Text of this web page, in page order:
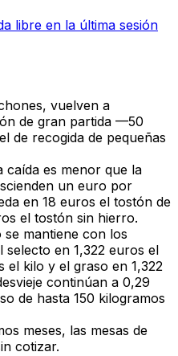
libre en la última sesión
, vuelven a
de gran partida —50
de recogida de pequeñas
caída es menor que la
un euro por
en 18 euros el tostón de
el tostón sin hierro.
mantiene con los
selecto en 1,322 euros el
el kilo y el graso en 1,322
continúan a 0,29
de hasta 150 kilogramos
meses, las mesas de
cotizar.